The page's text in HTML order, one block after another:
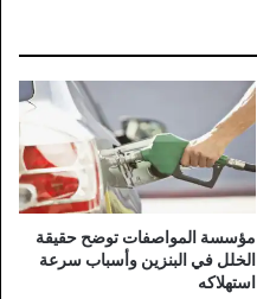
مؤسسة المواصفات توضح حقيقة
الخلل في البنزين وأسباب سرعة
استهلاكه